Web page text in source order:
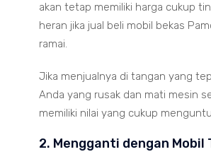
akan tetap memiliki harga cukup
heran jika jual beli mobil bekas
ramai.
Jika menjualnya di tangan yang
Anda yang rusak dan mati mesin
memiliki nilai yang cukup
2. Mengganti dengan Mobil